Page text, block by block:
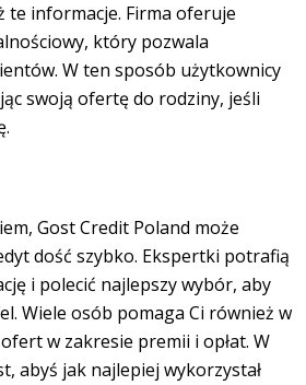
te informacje. Firma oferuje
który pozwala
W ten sposób użytkownicy
swoją ofertę do rodziny, jeśli
Gost Credit Poland może
dość szybko. Ekspertki potrafią
i polecić najlepszy wybór, aby
Wiele osób pomaga Ci również w
w zakresie premii i opłat. W
abyś jak najlepiej wykorzystał